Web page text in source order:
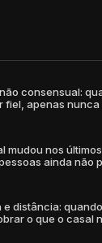
consensual:
fiel, apenas
mudou nos
ainda não
e distância:
o que o casal